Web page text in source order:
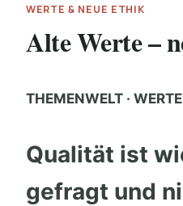
WERTE & NEUE ETHIK
Alte Werte –
THEMENWELT ·
Qualität ist
gefragt und